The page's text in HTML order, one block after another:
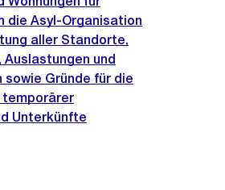
die Asyl-Organisation
aller Standorte,
und
Gründe für die
temporärer
Unterkünfte